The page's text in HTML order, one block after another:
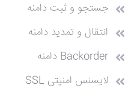
جستجو و ثبت دامنه
انتقال و تمدید دامنه
Backorder دامنه
لایسنس امنیتی SSL